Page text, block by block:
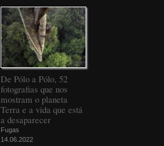
De Pólo a Pólo, 52
fotografias que nos
mostram o planeta
Terra e a vida que está
a desaparecer
Fugas
14.06.2022